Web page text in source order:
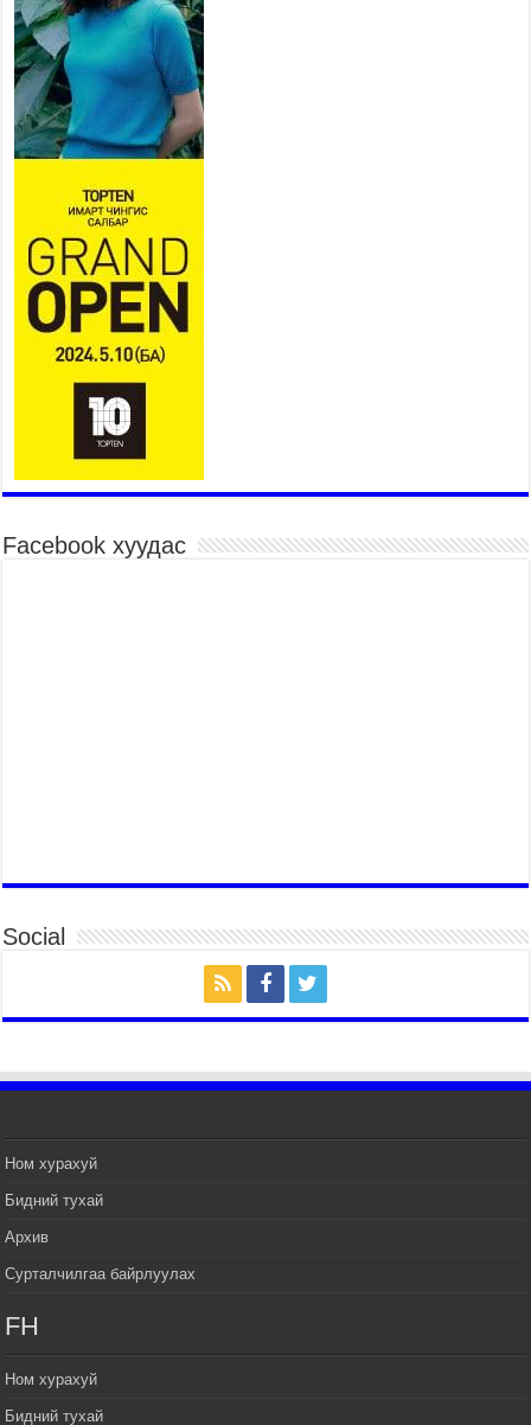
Үндэсний их баяр наадам
эхэллээ
2026 оны 7 сар 15 / 11 цаг 14 минут
Үер усны аюулаас сэргийлж, нийслэлийн Онцгой
байдлын газрын 162 алба хаагч үүрэг гүйцэтгэж
2026 оны 7 сар 15 / 11 цаг 07 минут
Үндэсний их сурын харваанд 850 харваач цэц
мэргэнээ сорьж байна
2026 оны 7 сар 15 / 11 цаг 03 минут
Төв цэнгэлдэхийн эргэн тойронд
2026 оны 7 сар 15 / 10 цаг 58 минут
Үндэсний их баяр наадмын шагайн харваа
насанд хүрэгчдийн багийн харваагаар
үргэлжилж байна
2026 оны 7 сар 15 / 10 цаг 52 минут
Үндэсний их баяр наадмын хүчит бөхийн
ТӨРИЙН ДАЛБААНЫ ӨДӨРТ ЗОРИУЛСАН
2026 оны 7 сар 14 / 17 цаг 47 минут
Өв соёлоо тээж яваа уяачдын галаар УИХ-ын
дарга С.Бямбацогт зочлон баяр хүргэв
2026 оны 7 сар 14 / 17 цаг 40 минут
наадмын нээлтэд оролцон, сурын талбай,
шагайн асарт зочиллоо
Монгол Улсын Их Хурлын дарга С.Бямбацогт
2026 оны 7 сар 14 / 17 цаг 09 минут
УИХ-ын дарга С.Бямбацогт БНХАУ-аас Монгол
хүлээн авч уулзав
бараалхав
2026 оны 7 сар 14 / 16 цаг 56 минут
Facebook хуудас
Social
Ном хурахуй
Бидний тухай
Архив
Сурталчилгаа байрлуулах
FH
Ном хурахуй
Бидний тухай